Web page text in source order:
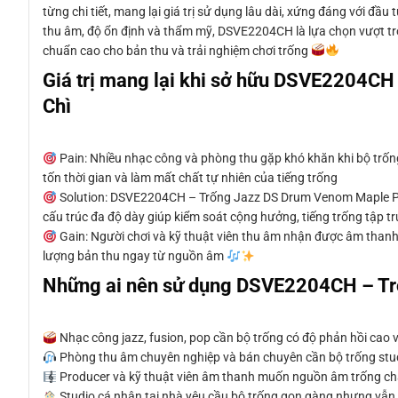
từng chi tiết, mang lại giá trị sử dụng lâu dài, xứng đáng với
thu âm, độ ổn định và thẩm mỹ, DSVE2204CH là lựa chọn vượt
chuẩn cao cho bản thu và trải nghiệm chơi trống
Giá trị mang lại khi sở hữu
Chì
Pain: Nhiều nhạc công và phòng thu gặp khó khăn khi bộ
tốn thời gian và làm mất chất tự nhiên của tiếng trống
Solution: DSVE2204CH – Trống Jazz DS Drum Venom
cấu trúc đa độ dày giúp kiểm soát cộng hưởng, tiếng trống tập
Gain: Người chơi và kỹ thuật viên thu âm nhận được âm
lượng bản thu ngay từ nguồn âm
Những ai nên sử dụng DSVE2204CH –
Nhạc công jazz, fusion, pop cần bộ trống có độ phản hồi cao
Phòng thu âm chuyên nghiệp và bán chuyên cần bộ trống
Producer và kỹ thuật viên âm thanh muốn nguồn âm trống